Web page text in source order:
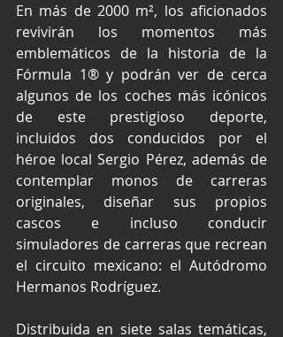
En más de 2000 m², los aficionados
revivirán los momentos más
emblemáticos de la historia de la
Fórmula 1® y podrán ver de cerca
algunos de los coches más icónicos
de este prestigioso deporte,
incluidos dos conducidos por el
héroe local Sergio Pérez, además de
contemplar monos de carreras
originales, diseñar sus propios
cascos e incluso conducir
simuladores de carreras que recrean
el circuito mexicano: el Autódromo
Hermanos Rodríguez.
Distribuida en siete salas temáticas,